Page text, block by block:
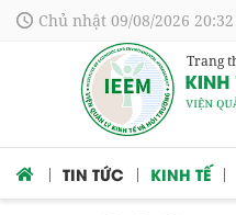
Chủ nhật 09/08/2026 20:32
Trang
TIN TỨC KINH TẾ